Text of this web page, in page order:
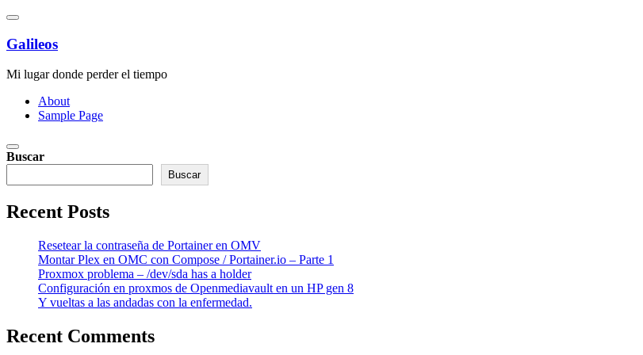
Saltar
contenido
Galileos
Mi lugar donde perder el tiempo
About
Sample Page
Buscar
Buscar
Recent Posts
Resetear la contraseña de Portainer en OMV
Montar Plex en OMC con Compose / Portainer.io – Parte 1
Proxmox problema – /dev/sda has a holder
Configuración en proxmos de Openmediavault en un HP gen 8
Y vueltas a las andadas con la enfermedad.
Recent Comments